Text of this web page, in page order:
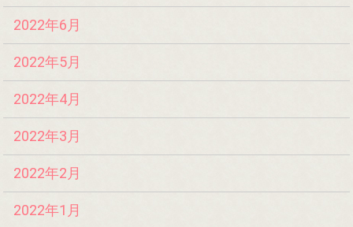
2022年6月
2022年5月
2022年4月
2022年3月
2022年2月
2022年1月